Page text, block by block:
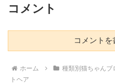
コメント
コメントを
ホーム 種類別猫ちゃんブ
トヘア